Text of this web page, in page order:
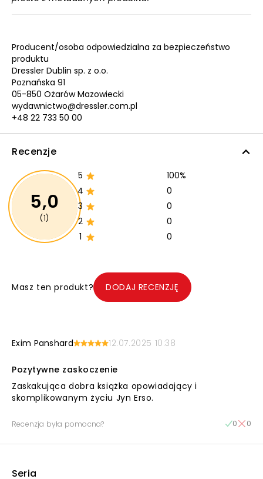
Producent/osoba odpowiedzialna za bezpieczeństwo
produktu
Dressler Dublin sp. z o.o.
Poznańska 91
05-850 Ożarów Mazowiecki
wydawnictwo@dressler.com.pl
+48 22 733 50 00
Recenzje
5,0
(1)
5
100%
4
0
3
0
2
0
1
0
Masz ten produkt? DODAJ RECENZJĘ
Exim Panshard 12.07.2025 10:38
Pozytywne zaskoczenie
Zaskakująca dobra książka opowiadający i
skomplikowanym życiu Jyn Erso.
Recenzja była pomocna? 0 0
Seria